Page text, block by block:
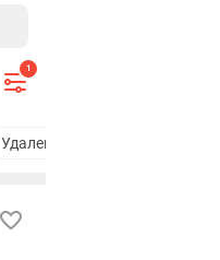
1
Удаленная работа